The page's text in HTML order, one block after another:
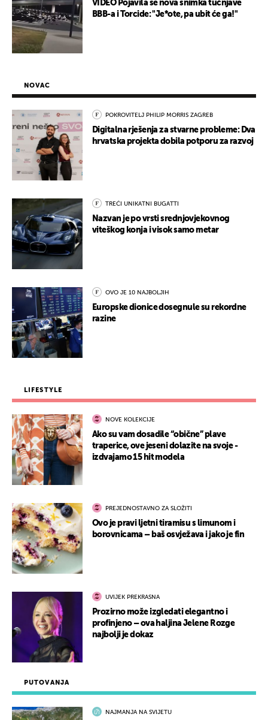
VIDEO Pojavila se nova snimka tučnjave
BBB-a i Torcide: "Je*ote, pa ubit će ga!"
PUTOVANJA
NAJMANJA NA SVIJETU
NOVAC
POKROVITELJ PHILIP MORRIS ZAGREB
Digitalna rješenja za stvarne probleme: Dva
hrvatska projekta dobila potporu za razvoj
TREĆI UNIKATNI BUGATTI
Nazvan je po vrsti srednjovjekovnog
viteškog konja i visok samo metar
OVO JE 10 NAJBOLJIH
Europske dionice dosegnule su rekordne
razine
LIFESTYLE
NOVE KOLEKCIJE
Ako su vam dosadile “obične” plave
traperice, ove jeseni dolazite na svoje -
izdvajamo 15 hit modela
PREJEDNOSTAVNO ZA SLOŽITI
Ovo je pravi ljetni tiramisu s limunom i
borovnicama – baš osvježava i jako je fin
UVIJEK PREKRASNA
Prozirno može izgledati elegantno i
profinjeno – ova haljina Jelene Rozge
najbolji je dokaz